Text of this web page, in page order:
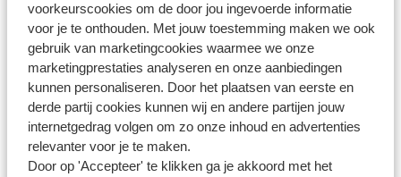
voorkeurscookies om de door jou ingevoerde informatie
voor je te onthouden. Met jouw toestemming maken we ook
gebruik van marketingcookies waarmee we onze
marketingprestaties analyseren en onze aanbiedingen
kunnen personaliseren. Door het plaatsen van eerste en
derde partij cookies kunnen wij en andere partijen jouw
internetgedrag volgen om zo onze inhoud en advertenties
relevanter voor je te maken.
Door op 'Accepteer' te klikken ga je akkoord met het
Questions sur le même sujet
Le prix de mon voyage peut-il encore changer en raison de
la hausse des coûts du carburant après ma réservation ?
La situation au Moyen-Orient a-t-elle une influence sur la
sécurité de vos vacances ?